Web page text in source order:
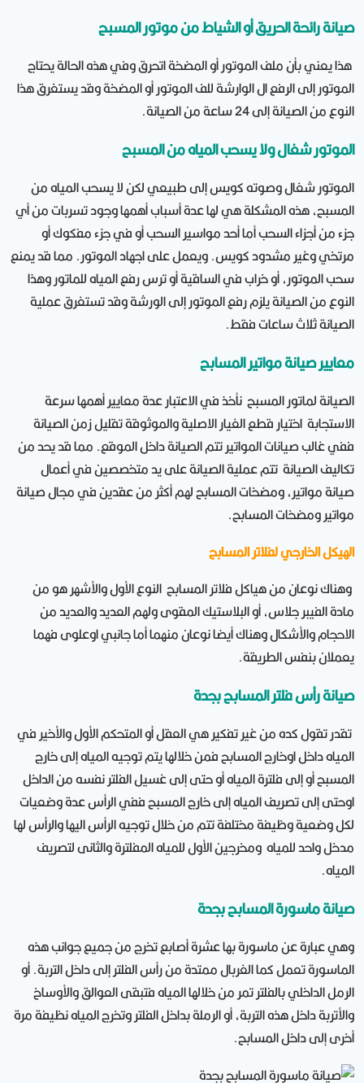
صيانة رائحة الحريق أو الشياط من موتور المسبح
هذا يعني بأن ملف الموتور أو المضخة اتحرق وفي هذه الحالة يحتاج
الموتور إلى الرفع ال الوارشة للف الموتور أو المضخة وقد يستغرق هذا
النوع من الصيانة إلى 24 ساعة من الصيانة.
الموتور شغال ولا يسحب المياه من المسبح
الموتور شغال وصوته كويس إلى طبيعي لكن لا يسحب المياه من
المسبح، هذه المشكلة هي لها عدة أسباب أهمها وجود تسربات من أي
جزء من أجزاء السحب أما أحد مواسير السحب أو في جزء مفكوك أو
مرتخي وغير مشدود كويس. ويعمل على اجهاد الموتور. مما قد يمنع
سحب الموتور، أو خراب في الساقية أو ترس رفع المياه للماتور وهذا
النوع من الصيانة يلزم رفع الموتور إلى الورشة وقد تستغرق عملية
الصيانة ثلاث ساعات فقط.
معايير صيانة مواتير المسابح
الصيانة لماتور المسبح نأخذ في الاعتبار عدة معايير أهمها سرعة
الاستجابة اختيار قطع الغيار الاصلية والموثوقة تقليل زمن الصيانة
ففي غالب صيانات المواتير تتم الصيانة داخل الموقع. مما قد يحد من
تكاليف الصيانة تتم عملية الصيانة على يد متخصصين في أعمال
صيانة مواتير، ومضخات المسابح لهم أكثر من عقدين في مجال صيانة
مواتير ومضخات المسابح.
الهيكل الخارجي لفلاتر المسابح
وهناك نوعان من هياكل فلاتر المسابح النوع الأول والأشهر هو من
مادة الفيبر جلاس، أو البلاستيك المقوى ولهم العديد والعديد من
الاحجام والأشكال وهناك أيضا نوعان منهما أما جانبي اوعلوى فهما
يعملان بنفس الطريقة.
صيانة رأس فلتر المسابح بجدة
تقدر تقول كده من غير تفكير هي العقل أو المتحكم الأول والأخير في
المياه داخل اوخارج المسابح فمن خلالها يتم توجيه المياه إلى خارج
المسبح أو إلى فلترة المياه أو حتى إلى غسيل الفلتر نفسه من الداخل
اوحتى إلى تصريف المياه إلى خارج المسبح ففي الرأس عدة وضعيات
لكل وضعية وظيفة مختلفة تتم من خلال توجيه الرأس اليها والرأس لها
مدخل واحد للمياه ومخرجين الأول للمياه المفلترة والثانى لتصريف
المياه.
صيانة ماسورة المسابح بجدة
وهي عبارة عن ماسورة بها عشرة أصابع تخرج من جميع جوانب هذه
الماسورة تعمل كما الغربال ممتدة من رأس الفلتر إلى داخل التربة. أو
الرمل الداخلي بالفلتر تمر من خلالها المياه فتبقى العوالق والأوساخ
والأتربة داخل هذه التربة، أو الرملة بداخل الفلتر وتخرج المياه نظيفة مرة
أخرى إلى داخل المسابح.